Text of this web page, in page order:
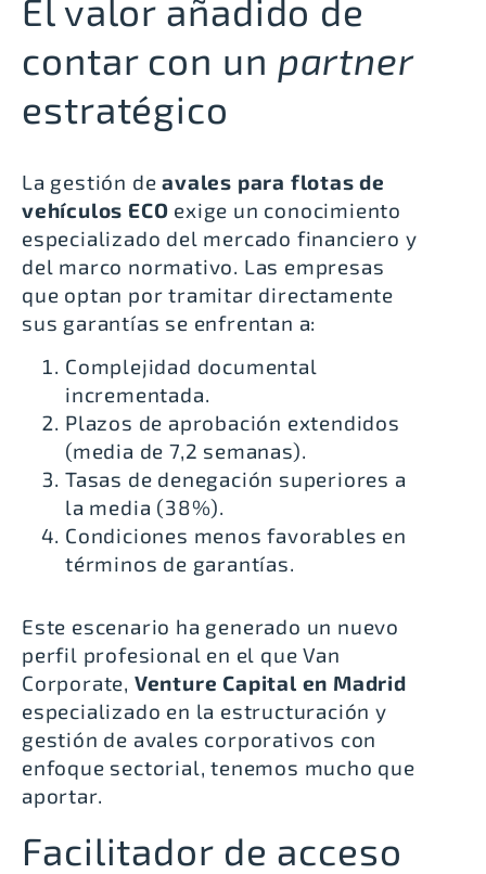
El valor añadido de
contar con un partner
estratégico
La gestión deavales para flotas de
vehículos ECO exige un conocimiento
especializado del mercado financiero y
del marco normativo. Las empresas
que optan por tramitar directamente
sus garantías se enfrentan a:
Complejidad documental
incrementada.
Plazos de aprobación extendidos
(media de 7,2 semanas).
Tasas de denegación superiores a
la media (38%).
Condiciones menos favorables en
términos de garantías.
Este escenario ha generado un nuevo
perfil profesional en el que Van
Corporate, Venture Capital en Madrid
especializado en la estructuración y
gestión de avales corporativos con
enfoque sectorial, tenemos mucho que
aportar.
Facilitador de acceso